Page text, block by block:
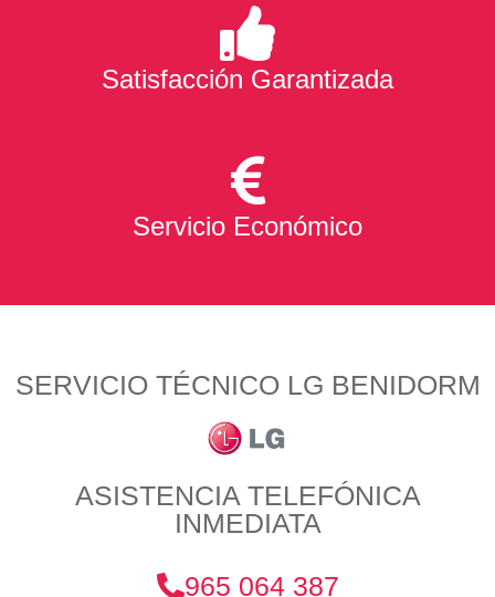
Satisfacción Garantizada
Servicio Económico
SERVICIO TÉCNICO LG BENIDORM
ASISTENCIA TELEFÓNICA
INMEDIATA
965 064 387